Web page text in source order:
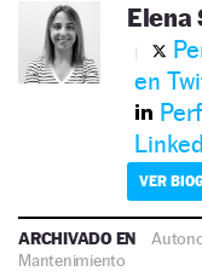
Elena
en
VER
ARCHIVADO EN
Mantenimiento